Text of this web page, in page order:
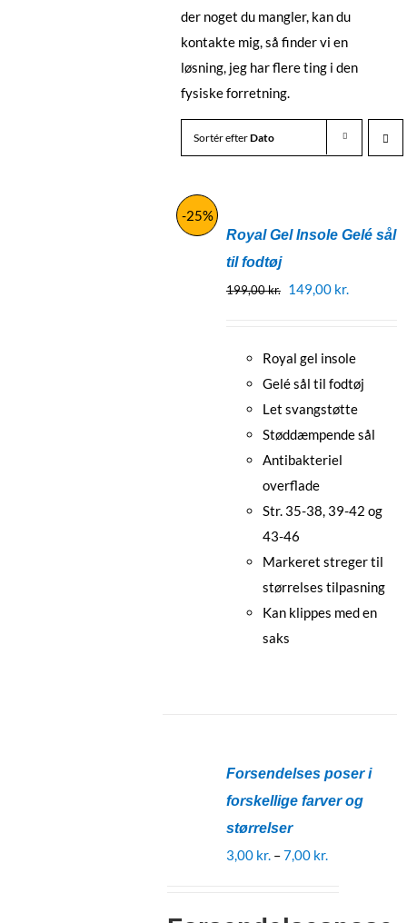
der noget du mangler, kan du
kontakte mig, så finder vi en
løsning, jeg har flere ting i den
fysiske forretning.
Sortér efterDato
-25%
Royal Gel Insole Gelé sål
til fodtøj
199,00kr. Den
var:
199,00 kr..
149,00 kr.
er:
149,00
Royal gel insole
Gelé sål til fodtøj
Let svangstøtte
Støddæmpende sål
Antibakteriel
overflade
Str. 35-38, 39-42 og
43-46
Markeret streger til
størrelses tilpasning
Kan klippes med en
saks
Forsendelses poser i
forskellige farver og
størrelser
3,00 kr. –7,00 kr.